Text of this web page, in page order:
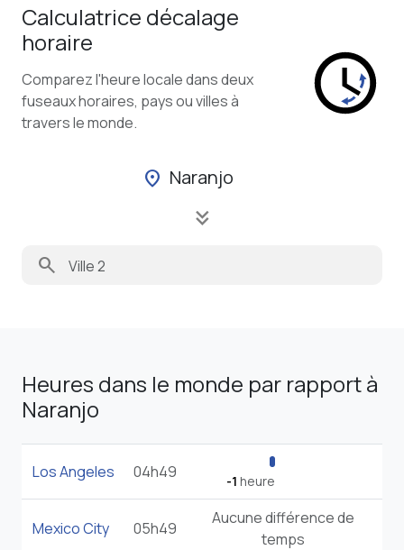
Calculatrice décalage
horaire
Comparez l'heure locale dans deux
fuseaux horaires, pays ou villes à
travers le monde.
location_on Naranjo
keyboard_double_arrow_down
search
Heures dans le monde par rapport à
Naranjo
Los Angeles 04h49 -1 heure
Mexico City 05h49
Aucune différence de
temps